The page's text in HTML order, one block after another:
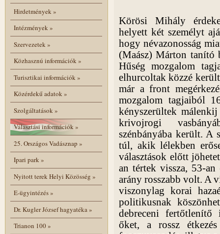
Hirdetmények»
Intézmények»
Szervezetek»
Közhasznú információk»
Turisztikai információk»
Közérdekű adatok»
Szolgáltatások»
Választási információk»
25. Országos Vadásznap »
Ipari park»
Nyitott terek Helyi Közösség »
E-ügyintézés»
Dr. Kugler József hagyatéka»
Trianon 100»
Körösi Mihály
helyett két személyt
hogy névazonosság
(Maász) Márton tanító
Hűség mozgalom
elhurcoltak közzé
már a front
mozgalom tagjaiból
kényszerültek
krivojrogi
szénbányába került. A
túl, akik lélekben
választások előtt
an tértek vissza, 53-
arány rosszabb volt. A
viszonylag korai
politikusnak
debreceni fertőtlenítő
őket, a rossz